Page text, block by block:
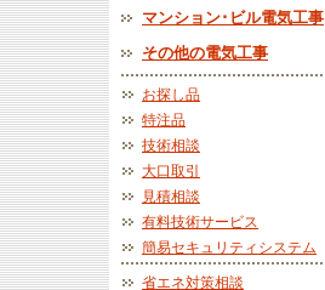
マンション･ビル電気工事
その他の電気工事
お探し品
特注品
技術相談
大口取引
見積相談
有料技術サービス
簡易セキュリティシステム
省エネ対策相談